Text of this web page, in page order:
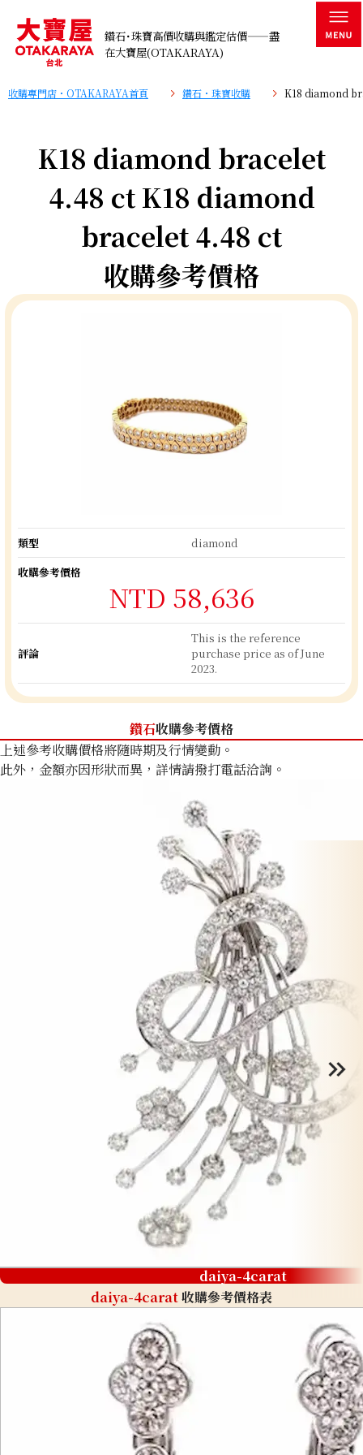
鑽石･珠寶高價收購與鑑定估價——盡
在大寶屋(OTAKARAYA)
收購專門店・OTAKARAYA首頁 鑽石・珠寶收購 K18 diamond
K18 diamond bracelet
4.48 ct K18 diamond
bracelet 4.48 ct
收購參考價格
類型
diamond
收購參考價格
NTD 58,636
評論
This is the reference
purchase price as of June
2023.
鑽石收購參考價格
上述參考收購價格將隨時期及行情變動。
此外，金額亦因形狀而異，詳情請撥打電話洽詢。
daiya-4carat
daiya-4carat收購參考價格表